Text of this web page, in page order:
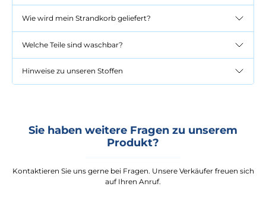
Wie wird mein Strandkorb geliefert?
Welche Teile sind waschbar?
Hinweise zu unseren Stoffen
Sie haben weitere Fragen zu unserem
Produkt?
Kontaktieren Sie uns gerne bei Fragen. Unsere Verkäufer freuen sich
auf Ihren Anruf.